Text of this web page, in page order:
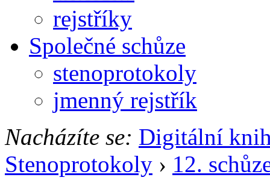
rejstříky
Společné schůze
stenoprotokoly
jmenný rejstřík
Nacházíte se: Digitální
Stenoprotokoly › 12.